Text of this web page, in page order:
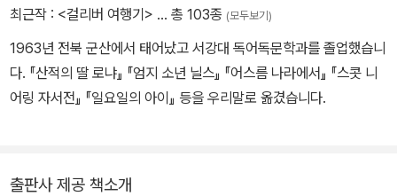
어도서상 후보에 노미네이트되었다. 《영원히 사랑해》는 다니엘 글라
을 토대로 집필했으며 도심 한복판, 평범한 일상 속에서 한 여자가 사
랑을 시작하고, 끝내기까지의 과정과 심리를 완벽히 그려냈다. 두 남
녀 간 위태로운 사랑 이야기와 마지막 반전은 독자들에게 신선한 충
습》 등이 있다.
최근작 : <걸리버 여행기> … 총 103종 (모두보기)
1963년 전북 군산에서 태어났고 서강대 독어독문학과를 졸업했습니
다. 『산적의 딸 로냐』 『엄지 소년 닐스』 『어스름 나라에서』 『스콧 니
어링 자서전』 『일요일의 아이』 등을 우리말로 옮겼습니다.
출판사 제공 책소개